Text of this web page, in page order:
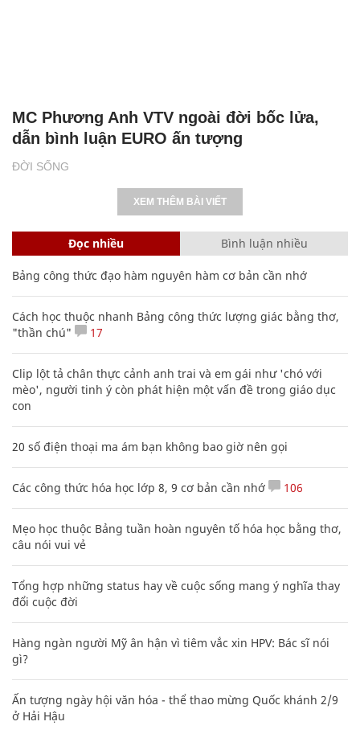
ĐỜI SỐNG
MC Phương Anh VTV ngoài đời bốc lửa,
dẫn bình luận EURO ấn tượng
XEM THÊM BÀI VIẾT
Đọc nhiều Bình luận nhiều
Bảng công thức đạo hàm nguyên hàm cơ bản cần nhớ
Cách học thuộc nhanh Bảng công thức lượng giác bằng thơ,
"thần chú"
17
Clip lột tả chân thực cảnh anh trai và em gái như 'chó với
mèo', người tinh ý còn phát hiện một vấn đề trong giáo dục
con
20 số điện thoại ma ám bạn không bao giờ nên gọi
Các công thức hóa học lớp 8, 9 cơ bản cần nhớ 106
Mẹo học thuộc Bảng tuần hoàn nguyên tố hóa học bằng thơ,
câu nói vui vẻ
Tổng hợp những status hay về cuộc sống mang ý nghĩa thay
đổi cuộc đời
Hàng ngàn người Mỹ ân hận vì tiêm vắc xin HPV: Bác sĩ nói
gì?
Ấn tượng ngày hội văn hóa - thể thao mừng Quốc khánh 2/9
ở Hải Hậu